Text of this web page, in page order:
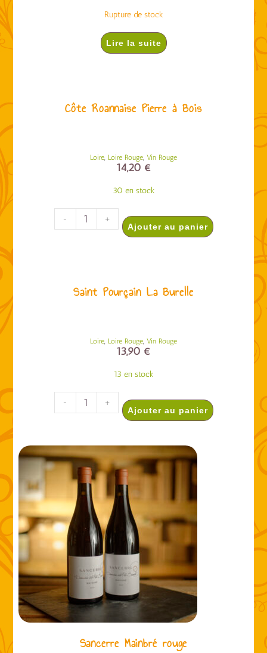
Rupture de stock
Lire la suite
Côte Roannaise Pierre à Bois
Loire, Loire Rouge, Vin Rouge
14,20 €
30 en stock
- +
Ajouter au panier
Saint Pourçain La Burelle
Loire, Loire Rouge, Vin Rouge
13,90 €
13 en stock
- +
Ajouter au panier
Sancerre Mainbré rouge